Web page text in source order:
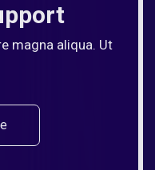
magna aliqua. Ut